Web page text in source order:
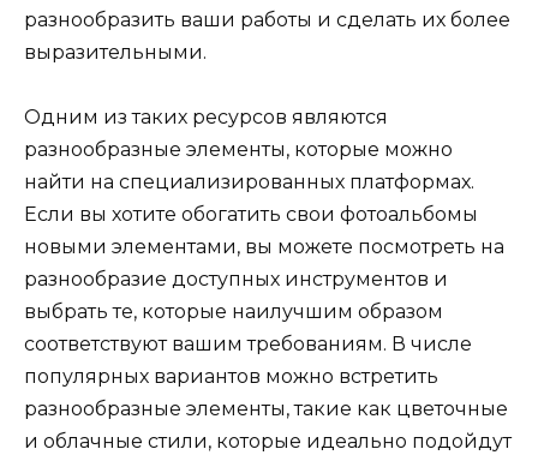
разнообразить ваши работы и сделать их более
выразительными.
Одним из таких ресурсов являются
разнообразные элементы, которые можно
найти на специализированных платформах.
Если вы хотите обогатить свои фотоальбомы
новыми элементами, вы можете посмотреть на
разнообразие доступных инструментов и
выбрать те, которые наилучшим образом
соответствуют вашим требованиям. В числе
популярных вариантов можно встретить
разнообразные элементы, такие как цветочные
и облачные стили, которые идеально подойдут